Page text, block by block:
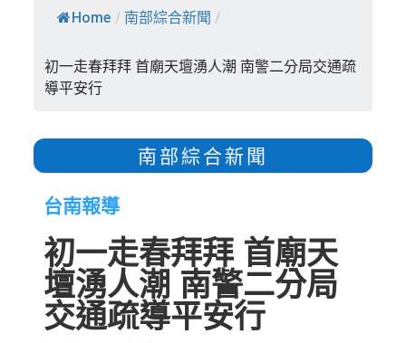
Home / 南部綜合新聞 /
初一走春拜拜 首廟天壇湧人潮 南警二分局交通疏
導平安行
南部綜合新聞
台南報導
初一走春拜拜 首廟天
壇湧人潮 南警二分局
交通疏導平安行